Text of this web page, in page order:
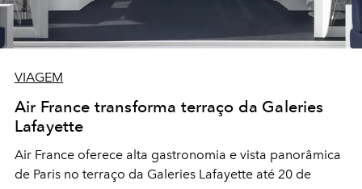
VIAGEM
Air France transforma terraço da Galeries
Lafayette
Air France oferece alta gastronomia e vista panorâmica
de Paris no terraço da Galeries Lafayette até 20 de